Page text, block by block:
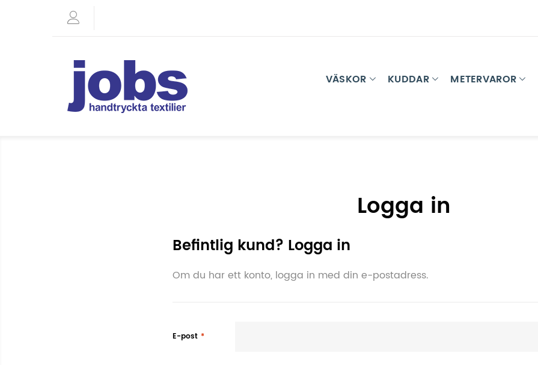
VÄSKOR KUDDAR METERVAROR
Logga in
Befintlig kund? Logga in
Om du har ett konto, logga in med din e-postadress.
E-post